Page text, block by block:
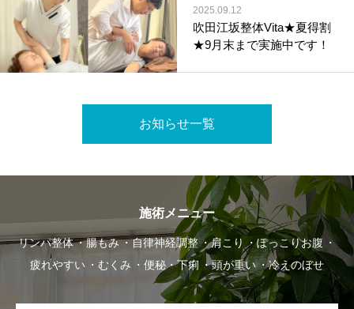
2025.09.12
吹田江坂整体Vita★夏得割
★9月末まで実施中です！
お知らせ一覧
施術メニュー
リンパ整体 腸もみ 自律神経調整 肩こり
ぽっこりお腹
疲れやすい
むくみ 便秘・下痢 頭が重い 冷えのぼせ